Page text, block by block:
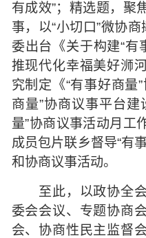
有成效”；精选题，聚
事，以“小切口”微协
委出台《关于构建“有
推现代化幸福美好浉
究制定《“有事好商量
商量”协商议事平台
量”协商议事活动月工
成员包片联乡督导“有
和协商议事活动。
至此，以政协全会
委会会议、专题协商
会、协商性民主监督